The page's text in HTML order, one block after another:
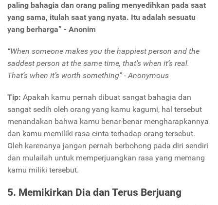
paling bahagia dan orang paling menyedihkan pada saat
yang sama, itulah saat yang nyata. Itu adalah sesuatu
yang berharga” - Anonim
“When someone makes you the happiest person and the
saddest person at the same time, that’s when it’s real.
That’s when it’s worth something” - Anonymous
Tip: Apakah kamu pernah dibuat sangat bahagia dan
sangat sedih oleh orang yang kamu kagumi, hal tersebut
menandakan bahwa kamu benar-benar mengharapkannya
dan kamu memiliki rasa cinta terhadap orang tersebut.
Oleh karenanya jangan pernah berbohong pada diri sendiri
dan mulailah untuk memperjuangkan rasa yang memang
kamu miliki tersebut.
5. Memikirkan Dia dan Terus Berjuang